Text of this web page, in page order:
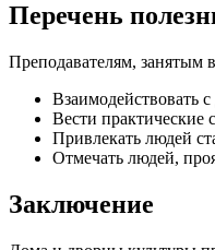
Перечень
Преподавателям, занятым
Взаимодействовать
Вести
Привлекать людей
Отмечать людей,
Заключение